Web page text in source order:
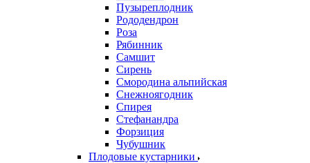
Пузыреплодник
Рододендрон
Роза
Рябинник
Самшит
Сирень
Смородина альпийская
Снежноягодник
Спирея
Стефанандра
Форзиция
Чубушник
Плодовые кустарники